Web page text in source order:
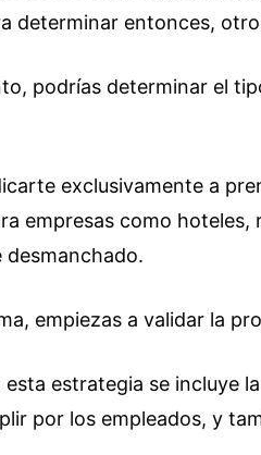
determinar entonces,
podrías determinar el
exclusivamente a
empresas como
desmanchado.
empiezas a validar la
esta estrategia se incluye
por los empleados, y